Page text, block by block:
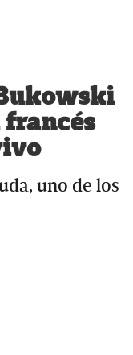
uno de los